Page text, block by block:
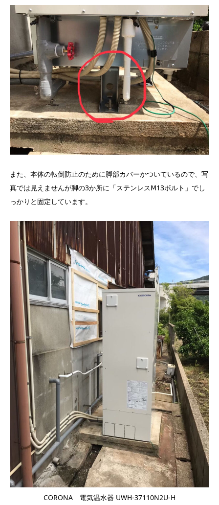
また、本体の転倒防止のために脚部カバーかついているので、写
真では見えませんが脚の3か所に「ステンレスⅯ13ボルト」でし
っかりと固定しています。
CORONA 電気温水器 UWH-37110N2U-H